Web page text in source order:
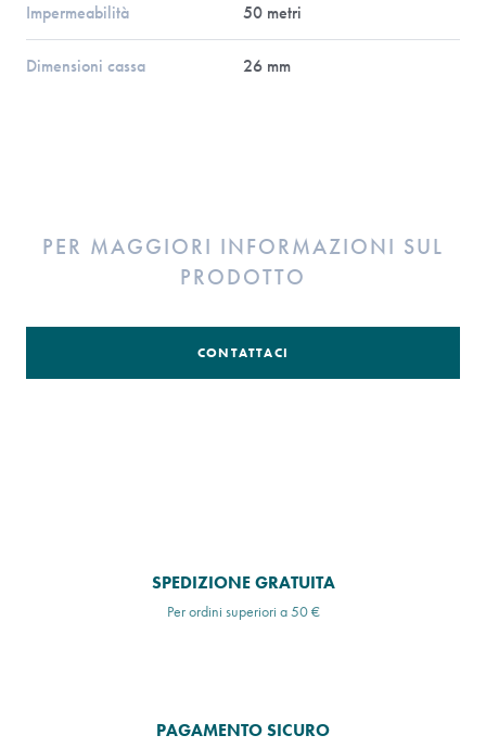
Impermeabilità 50 metri
Dimensioni cassa 26 mm
PER MAGGIORI INFORMAZIONI SUL
PRODOTTO
CONTATTACI
SPEDIZIONE GRATUITA
Per ordini superiori a 50 €
PAGAMENTO SICURO